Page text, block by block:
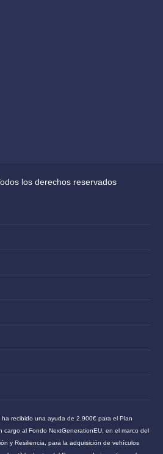
los derechos reservados
recibido una ayuda de 2.900€ para el Plan
cargo al Fondo NextGenerationEU, en el marco del
y Resiliencia, para la adquisición de vehículos